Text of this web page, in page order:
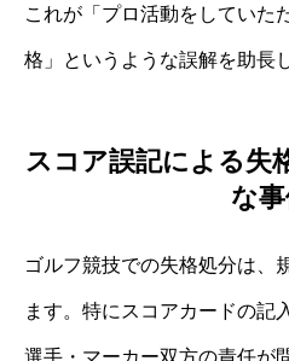
これが「プロ活動をしていた
格」というような誤解を助長
スコア誤記による失
な事
ゴルフ競技での失格処分は、
ます。特にスコアカードの記